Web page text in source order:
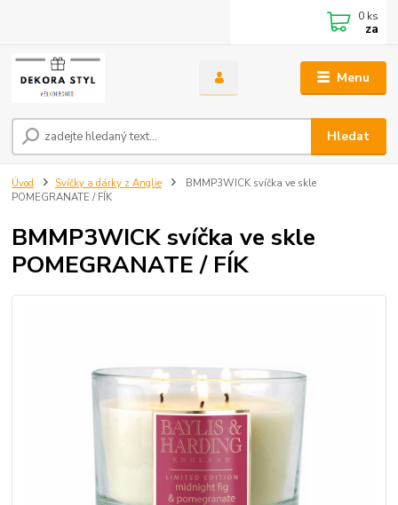
Menu
Hledat
0 ks
za
Úvod Svíčky a dárky z Anglie
BMMP3WICK svíčka ve skle
POMEGRANATE / FÍK
BMMP3WICK svíčka ve skle
POMEGRANATE / FÍK